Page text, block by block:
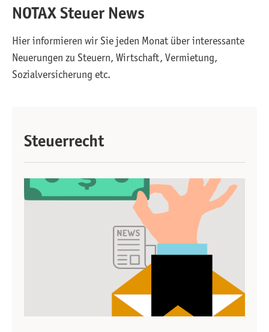
NOTAX Steuer News
Hier informieren wir Sie jeden Monat über interessante
Neuerungen zu Steuern, Wirtschaft, Vermietung,
Sozialversicherung etc.
Steuerrecht